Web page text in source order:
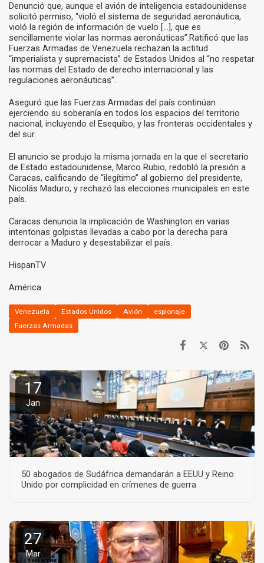
Denunció que, aunque el avión de inteligencia estadounidense
solicitó permiso, “violó el sistema de seguridad aeronáutica,
violó la región de información de vuelo […], que es
sencillamente violar las normas aeronáuticas”.Ratificó que las
Fuerzas Armadas de Venezuela rechazan la actitud
“imperialista y supremacista” de Estados Unidos al “no respetar
las normas del Estado de derecho internacional y las
regulaciones aeronáuticas”.
Aseguró que las Fuerzas Armadas del país continúan
ejerciendo su soberanía en todos los espacios del territorio
nacional, incluyendo el Esequibo, y las fronteras occidentales y
del sur.
El anuncio se produjo la misma jornada en la que el secretario
de Estado estadounidense, Marco Rubio, redobló la presión a
Caracas, calificando de “ilegítimo” al gobierno del presidente,
Nicolás Maduro, y rechazó las elecciones municipales en este
país.
Caracas denuncia la implicación de Washington en varias
intentonas golpistas llevadas a cabo por la derecha para
derrocar a Maduro y desestabilizar el país.
HispanTV
América
Venezuela Estados Unidos Avión
espionaje
Fuerzas Armadas
17
Jan
50 abogados de Sudáfrica demandarán a EEUU y Reino
Unido por complicidad en crímenes de guerra
27
Mar